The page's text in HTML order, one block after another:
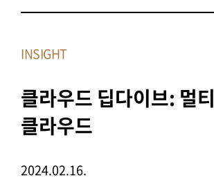
INSIGHT
클라우드 딥다이브: 멀티
클라우드
2024.02.16.